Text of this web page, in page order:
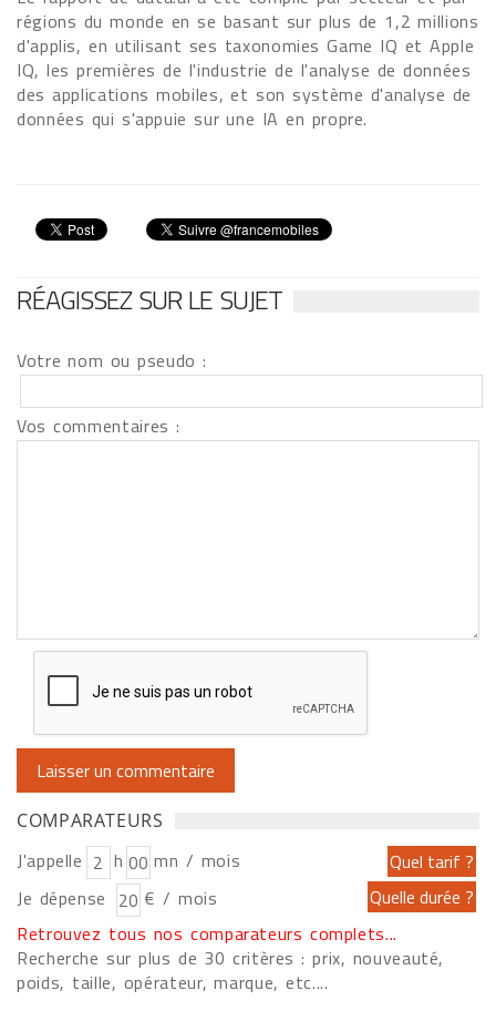
régions du monde en se basant sur plus de 1,2 millions
d'applis, en utilisant ses taxonomies Game IQ et Apple
IQ, les premières de l'industrie de l'analyse de données
des applications mobiles, et son système d'analyse de
données qui s'appuie sur une IA en propre.
RÉAGISSEZ SUR LE SUJET
Votre nom ou pseudo :
Vos commentaires :
COMPARATEURS
J'appelle h
mn / mois
Je dépense
€ / mois
Retrouvez tous nos comparateurs complets...
Recherche sur plus de 30 critères : prix, nouveauté,
poids, taille, opérateur, marque, etc....